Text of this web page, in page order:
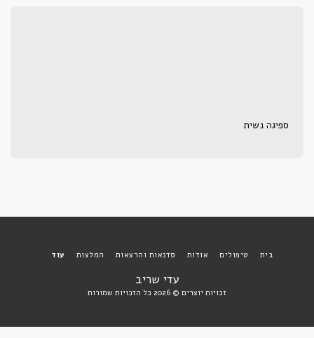
ספיגה נשית
עדי שריב
זכויות יוצרים © 2026 כל הזכויות שמורות
בית טיפולים אודות סדנאות והרצאות המלצות עוד